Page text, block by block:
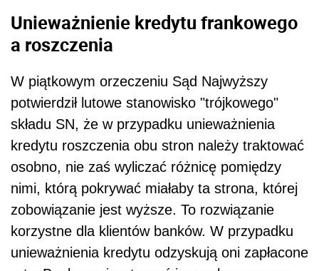
Unieważnienie kredytu frankowego
a roszczenia
W piątkowym orzeczeniu Sąd Najwyższy
potwierdził lutowe stanowisko "trójkowego"
składu SN, że w przypadku unieważnienia
kredytu roszczenia obu stron należy traktować
osobno, nie zaś wyliczać różnicę pomiędzy
nimi, którą pokrywać miałaby ta strona, której
zobowiązanie jest wyższe. To rozwiązanie
korzystne dla klientów banków. W przypadku
unieważnienia kredytu odzyskują oni zapłacone